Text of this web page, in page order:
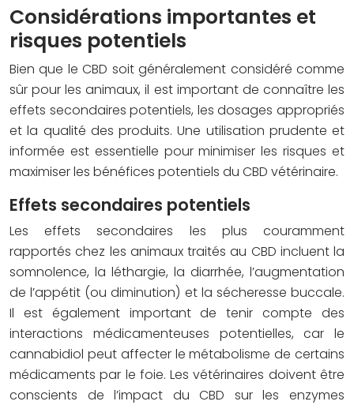
Considérations importantes et
risques potentiels
Bien que le CBD soit généralement considéré comme
sûr pour les animaux, il est important de connaître les
effets secondaires potentiels, les dosages appropriés
et la qualité des produits. Une utilisation prudente et
informée est essentielle pour minimiser les risques et
maximiser les bénéfices potentiels du CBD vétérinaire.
Effets secondaires potentiels
Les effets secondaires les plus couramment
rapportés chez les animaux traités au CBD incluent la
somnolence, la léthargie, la diarrhée, l’augmentation
de l’appétit (ou diminution) et la sécheresse buccale.
Il est également important de tenir compte des
interactions médicamenteuses potentielles, car le
cannabidiol peut affecter le métabolisme de certains
médicaments par le foie. Les vétérinaires doivent être
conscients de l’impact du CBD sur les enzymes